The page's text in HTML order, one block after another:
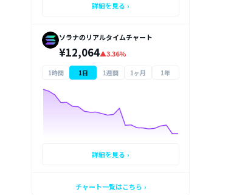
詳細を見る ›
ソラナのリアルタイムチャート
¥12,064▲3.36%
1時間 1日 1週間 1ヶ月 1年
詳細を見る ›
チャート一覧はこちら ›